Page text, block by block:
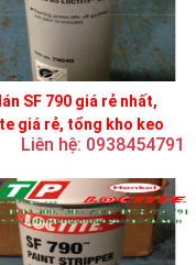
SF 790 giá rẻ nhất,
giá rẻ, tổng kho keo
Liên hệ: 0938454791